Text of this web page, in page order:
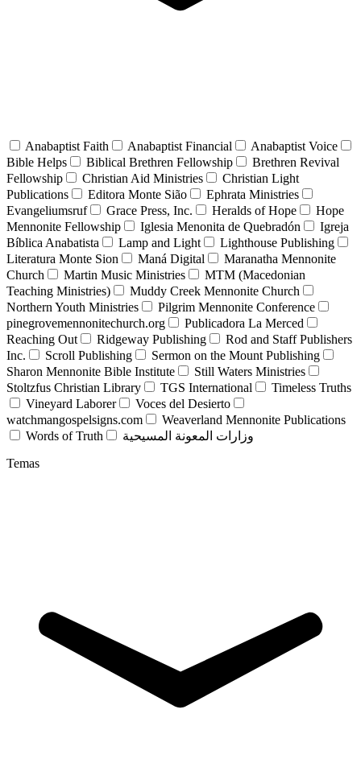
Anabaptist Faith Anabaptist Financial
Anabaptist Voice
Bible Helps
Biblical Brethren Fellowship
Brethren Revival
Fellowship
Christian Aid Ministries
Christian Light
Publications
Editora Monte Sião
Ephrata Ministries
Evangeliumsruf
Grace Press, Inc. Heralds of Hope
Hope
Mennonite Fellowship
Iglesia Menonita de Quebradón
Igreja
Bíblica Anabatista
Lamp and Light
Lighthouse Publishing
Literatura Monte Sion
Maná Digital
Maranatha Mennonite
Church
Martin Music Ministries
MTM (Macedonian
Teaching Ministries)
Muddy Creek Mennonite Church
Northern Youth Ministries
Pilgrim Mennonite Conference
pinegrovemennonitechurch.org
Publicadora La Merced
Reaching Out
Ridgeway Publishing
Rod and Staff Publishers
Inc.
Scroll Publishing
Sermon on the Mount Publishing
Sharon Mennonite Bible Institute
Still Waters Ministries
Stoltzfus Christian Library
TGS International
Timeless Truths
Vineyard Laborer
Voces del Desierto
watchmangospelsigns.com
Weaverland Mennonite Publications
Words of Truth
وزارات المعونة المسيحية
Temas